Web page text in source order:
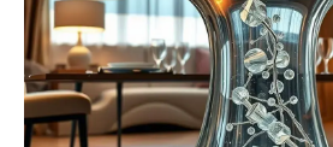
e
mesas
de
tampinhas
resinadas.